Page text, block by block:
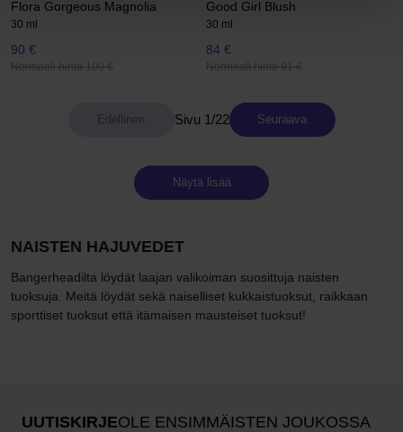
Flora Gorgeous Magnolia
30 ml
90 €
Normaali hinta 100 €
Good Girl Blush
30 ml
84 €
Normaali hinta 91 €
Sivu 1/22 Seuraava
Näytä lisää
NAISTEN HAJUVEDET
Bangerheadilta löydät laajan valikoiman suosittuja naisten
tuoksuja. Meitä löydät sekä naiselliset kukkaistuoksut, raikkaan
sporttiset tuoksut että itämaisen mausteiset tuoksut!
UUTISKIRJEOLE ENSIMMÄISTEN JOUKOSSA